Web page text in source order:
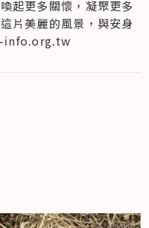
起更多關懷，凝聚更多
片美麗的風景，與安身
info.org.tw